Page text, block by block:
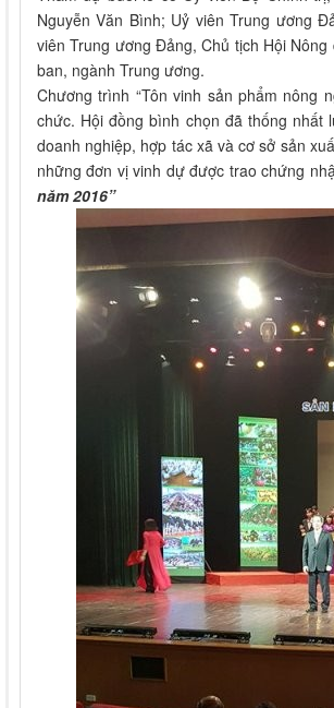
Nguyễn Văn Bình; Uỷ viên Trung ương
viên Trung ương Đảng, Chủ tịch Hội
ban, ngành Trung ương.
Chương trình “Tôn vinh sản phẩm nông
chức. Hội đồng bình chọn đã thống nhất
doanh nghiệp, hợp tác xã và cơ sở sản
những đơn vị vinh dự được trao chứng
năm 2016”